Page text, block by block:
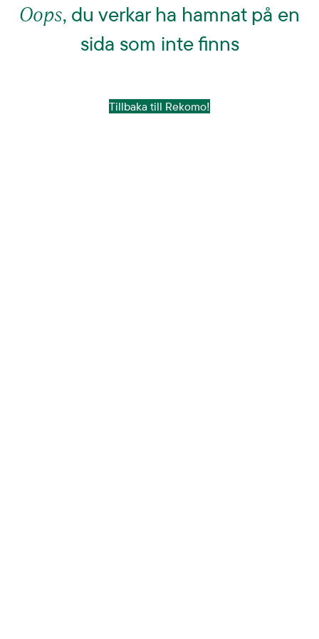
Oops, du verkar ha hamnat på en
sida som inte finns
Tillbaka till Rekomo!